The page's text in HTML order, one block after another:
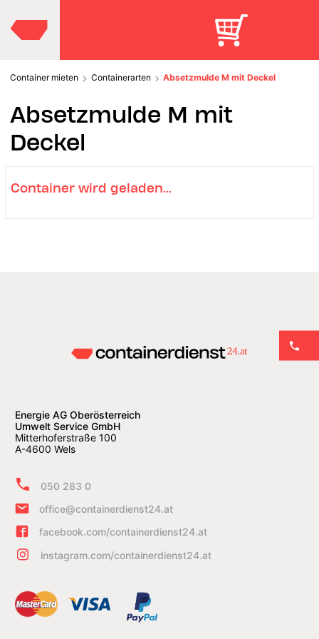
Container mieten Containerarten Absetzmulde M mit Deckel
Absetzmulde M mit
Deckel
Container wird geladen...
Energie AG Oberösterreich
Umwelt Service GmbH
Mitterhoferstraße 100
A-4600 Wels
050 283 0
office@containerdienst24.at
facebook.com/containerdienst24.at
instagram.com/containerdienst24.at